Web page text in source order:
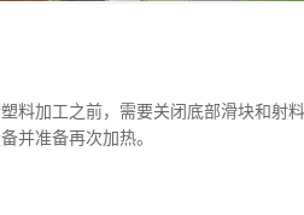
加工之前，需要关闭底部滑块和射
并准备再次加热。